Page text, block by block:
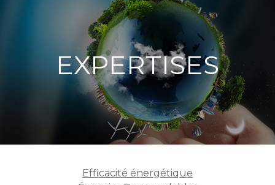
EXPERTISES
Efficacité énergétique